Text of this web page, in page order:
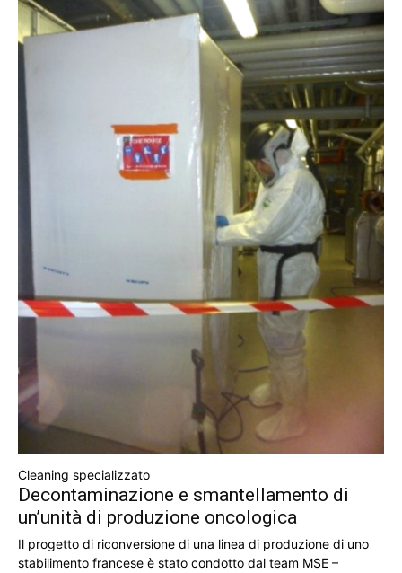
Cleaning specializzato
Decontaminazione e smantellamento di
un’unità di produzione oncologica
Il progetto di riconversione di una linea di produzione di uno
stabilimento francese è stato condotto dal team MSE –